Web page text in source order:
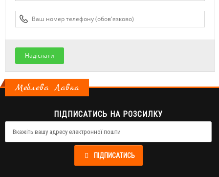
Надіслати
Меблева Лавка
ПІДПИСАТИСЬ НА РОЗСИЛКУ
ПІДПИСАТИСЬ